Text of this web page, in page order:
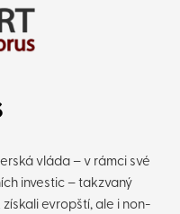
vláda – v rámci své
investic – takzvaný
evropští, ale i non-